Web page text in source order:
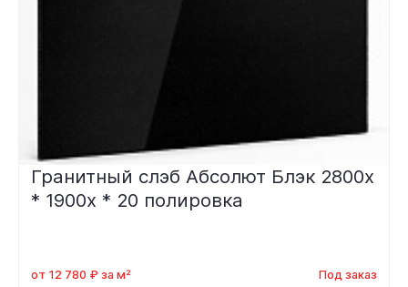
Гранитный слэб Абсолют Блэк 2800х
* 1900х * 20 полировка
от 12 780 ₽ за м² Под заказ